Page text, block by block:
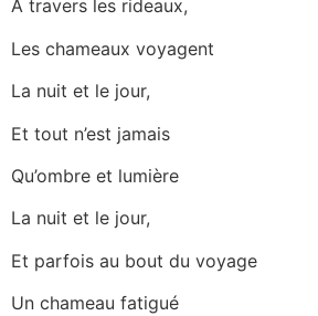
A travers les rideaux,
Les chameaux voyagent
La nuit et le jour,
Et tout n’est jamais
Qu’ombre et lumière
La nuit et le jour,
Et parfois au bout du voyage
Un chameau fatigué